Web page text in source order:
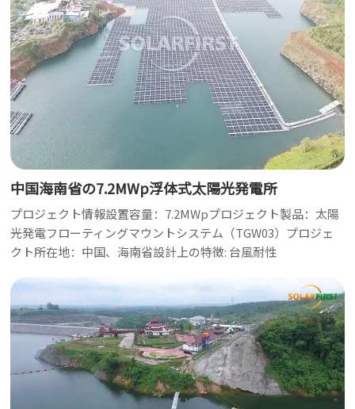
深水域でも太陽光発電アレイ全体の正確な位置を維持し、その
領域をしっかりと守ります。
中国海南省の7.2MWp浮体式太陽光発電所
プロジェクト情報設置容量：7.2MWpプロジェクト製品：太陽
光発電フローティングマウントシステム（TGW03）プロジェ
クト所在地：中国、海南省設計上の特徴: 台風耐性